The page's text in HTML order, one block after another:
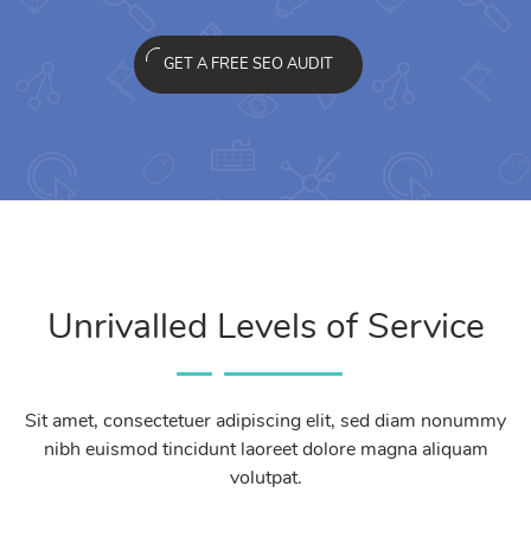
GET A FREE SEO AUDIT
Unrivalled Levels of Service
Sit amet, consectetuer adipiscing elit, sed diam nonummy
nibh euismod tincidunt laoreet dolore magna aliquam
volutpat.